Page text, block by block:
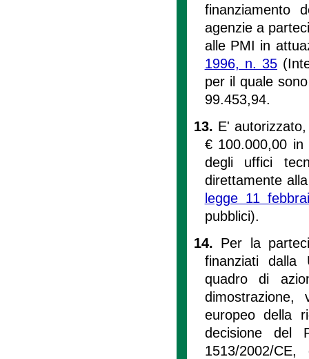
finanziamento
agenzie a
alle PMI in
1996, n. 35
per il quale
99.453,94.
13. E'
€ 100.000,00
degli uffici
direttamente
legge 11
pubblici).
14. Per la
finanziati dalla
quadro di
europeo della
decisione del
1513/2002/